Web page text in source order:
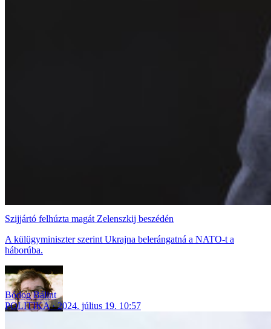
Szijjártó felhúzta magát Zelenszkij beszédén
A külügyminiszter szerint Ukrajna belerángatná a NATO-t a
háborúba.
Bódog Bálint
POLITIKA
2024. július 19. 10:57